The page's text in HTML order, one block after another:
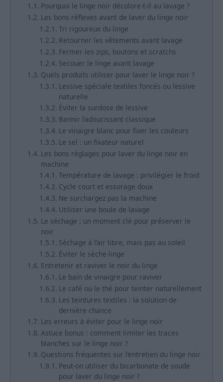
Pourquoi le linge noir décolore-t-il au lavage ?
Les bons réflexes avant de laver du linge noir
Tri rigoureux du linge
Retourner les vêtements avant lavage
Fermer les zips, boutons et scratchs
Secouer le linge avant lavage
Quels produits utiliser pour laver le linge noir ?
Lessive spéciale textiles foncés ou lessive
naturelle
Éviter la surdose de lessive
Bannir l’adoucissant classique
Le vinaigre blanc pour fixer les couleurs
Le sel : un fixateur naturel
Les bons réglages pour laver du linge noir en
machine
Température de lavage : privilégier le froid
Cycle court et essorage doux
Ne surchargez pas la machine
Utiliser une boule de lavage
Le séchage : un moment clé pour préserver le
noir
Séchage à l’air libre, mais pas au soleil
Éviter le sèche-linge
Entretenir et raviver le noir du linge
Le bain de vinaigre pour raviver
Le café ou le thé pour teinter naturellement
Les teintures textiles : la solution de
dernière chance
Les erreurs à éviter pour le linge noir
Astuce bonus : comment limiter les traces
blanches sur le linge noir ?
Questions fréquentes sur l’entretien du linge noir
Peut-on utiliser du bicarbonate de soude
pour laver du linge noir ?